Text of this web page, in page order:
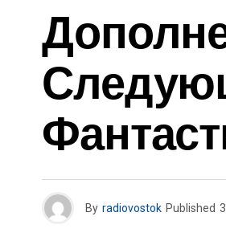
By radiovostok Published